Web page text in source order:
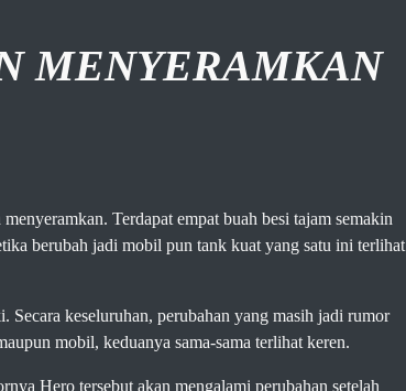
MENYERAMKAN
Terdapat empat buah besi tajam semakin
berubah jadi mobil pun tank kuat yang satu ini terlihat
Secara keseluruhan, perubahan yang masih jadi rumor
mobil, keduanya sama-sama terlihat keren.
Hero tersebut akan mengalami perubahan setelah